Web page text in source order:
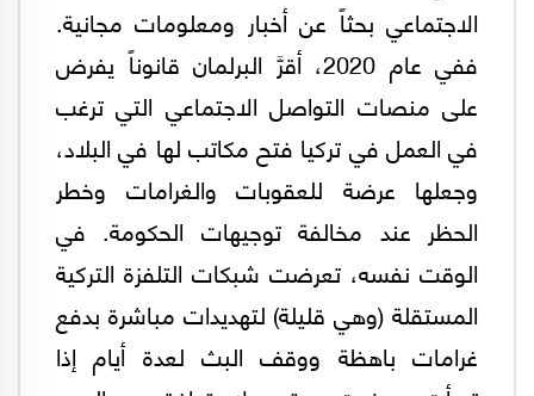
الاجتماعي بحثاً عن أخبار ومعلومات مجانية.
ففي عام 2020، أقرَّ البرلمان قانوناً يفرض
على منصات التواصل الاجتماعي التي ترغب
في العمل في تركيا فتح مكاتب لها في البلاد،
وجعلها عرضة للعقوبات والغرامات وخطر
الحظر عند مخالفة توجيهات الحكومة. في
الوقت نفسه، تعرضت شبكات التلفزة التركية
المستقلة (وهي قليلة) لتهديدات مباشرة بدفع
غرامات باهظة ووقف البث لعدة أيام إذا